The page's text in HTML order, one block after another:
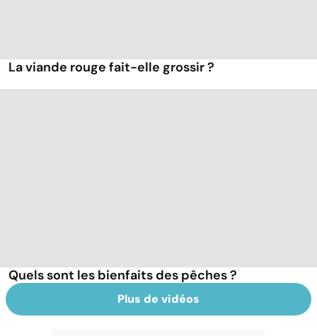
La viande rouge fait-elle grossir ?
Quels sont les bienfaits des pêches ?
Plus de vidéos